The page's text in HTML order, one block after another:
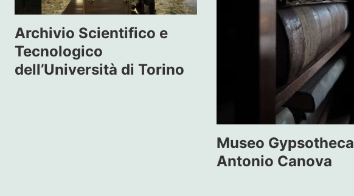
Archivio Scientifico e
Tecnologico
dell’Università di Torino
Museo Gypsotheca
Antonio Canova